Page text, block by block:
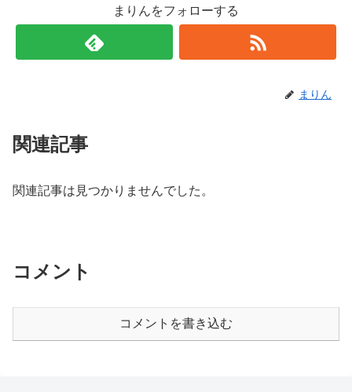
まりんをフォローする
まりん
関連記事
関連記事は見つかりませんでした。
コメント
コメントを書き込む